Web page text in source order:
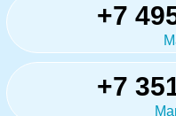
+7
+7